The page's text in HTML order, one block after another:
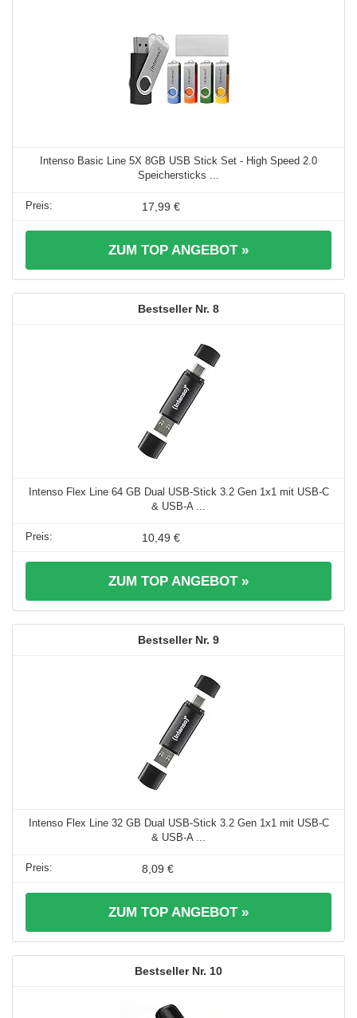
Intenso Basic Line 5X 8GB USB Stick Set - High Speed 2.0
Speichersticks ...
17,99 €
ZUM TOP ANGEBOT »
8
Intenso Flex Line 64 GB Dual USB-Stick 3.2 Gen 1x1 mit USB-C
& USB-A ...
10,49 €
ZUM TOP ANGEBOT »
9
Intenso Flex Line 32 GB Dual USB-Stick 3.2 Gen 1x1 mit USB-C
& USB-A ...
8,09 €
ZUM TOP ANGEBOT »
10